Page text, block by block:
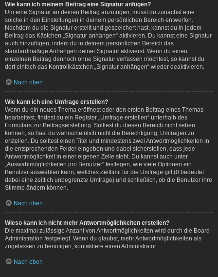
Wie kann ich meinem Beitrag eine Signatur anfügen?
Um eine Signatur an deinen Beitrag anzufügen, musst du zunächst eine
solche in den Einstellungen in deinem persönlichen Bereich entwerfen.
Nachdem du die Signatur erstellt und gespeichert hast, kannst du in jedem
Beitrag das Kästchen „Signatur anhängen“ aktivieren. Du kannst eine Signatur
auch hinzufügen, indem du in deinem persönlichen Bereich das
standardmäßige Anhängen deiner Signatur aktivierst. Wenn du einen
einzelnen Beitrag dennoch ohne Signatur verfassen möchtest, so kannst du
dort einfach das Kontrollkästchen „Signatur anhängen“ wieder deaktivieren.
Nach oben
Wie kann ich eine Umfrage erstellen?
Wenn du ein neues Thema eröffnest oder den ersten Beitrag eines Themas
bearbeitest, findest du ein Register „Umfrage erstellen“ unterhalb des
Formulars zur Beitragserstellung. Solltest du diesen Bereich nicht sehen
können, so hast du wahrscheinlich nicht die Berechtigung, Umfragen zu
erstellen. Du solltest einen Titel und mindestens zwei Antwortmöglichkeiten in
die entsprechenden Felder eingeben und dabei sicherstellen, dass jede
Antwortmöglichkeit in einer eigenen Zeile steht. Du kannst auch unter
„Auswahlmöglichkeiten pro Benutzer“ festlegen, wie viele Optionen ein
Benutzer auswählen kann, welches Zeitlimit für die Umfrage gilt (0 bedeutet
dabei eine zeitlich unbegrenzte Umfrage) und schließlich, ob die Benutzer ihre
Stimme ändern können.
Nach oben
Wieso kann ich nicht mehr Antwortmöglichkeiten erstellen?
Die maximal zulässige Anzahl von Antwortmöglichkeiten wird durch die Board-
Administration festgelegt. Wenn du glaubst, mehr Antwortmöglichkeiten als
zugelassen zu benötigen, kontaktiere einen Administrator.
Nach oben